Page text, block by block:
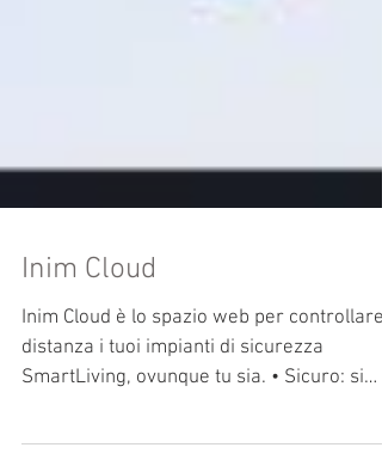
Inim Cloud
Inim Cloud è lo spazio web per controllare
SmartLiving, ovunque tu sia. • Sicuro: si